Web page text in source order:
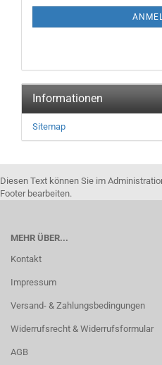
Informationen
Sitemap
Diesen Text können Sie im
Footer bearbeiten.
MEHR ÜBER...
Kontakt
Impressum
Versand- & Zahlungsbedingungen
Widerrufsrecht & Widerrufsformular
AGB